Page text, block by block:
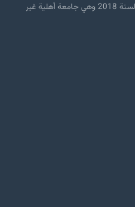
الوزاري الصادر منها ذي العدد (21890) لسنة 2018 وهي جامعة أهلية غير